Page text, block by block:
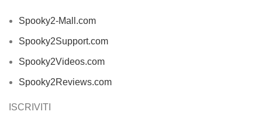
Spooky2-Mall.com
Spooky2Support.com
Spooky2Videos.com
Spooky2Reviews.com
ISCRIVITI